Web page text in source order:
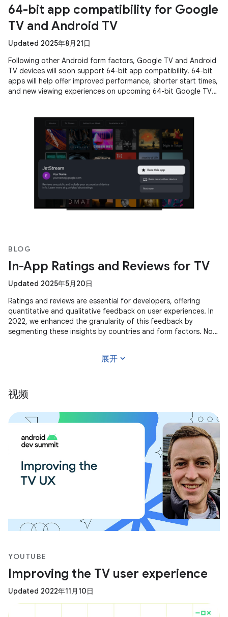
64-bit app compatibility for Google
TV and Android TV
Updated 2025年8月21日
Following other Android form factors, Google TV and Android
TV devices will soon support 64-bit app compatibility. 64-bit
apps will help offer improved performance, shorter start times,
and new viewing experiences on upcoming 64-bit Google TV
BLOG
In-App Ratings and Reviews for TV
Updated 2025年5月20日
Ratings and reviews are essential for developers, offering
quantitative and qualitative feedback on user experiences. In
2022, we enhanced the granularity of this feedback by
segmenting these insights by countries and form factors. Now,
展开 expand_more
视频
YOUTUBE
Improving the TV user experience
Updated 2022年11月10日